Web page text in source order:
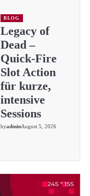
BLOG
Legacy of
Dead –
Quick‑Fire
Slot Action
für kurze,
intensive
Sessions
byadminAugust 5, 2026